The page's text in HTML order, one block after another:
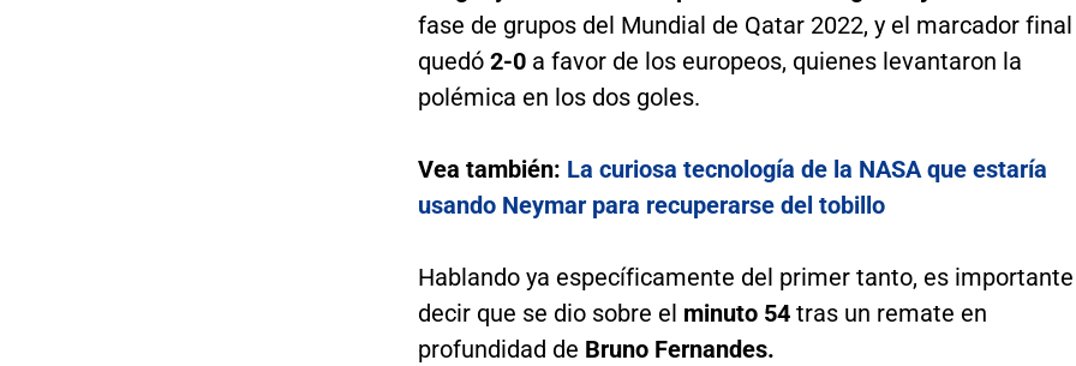
fase de grupos del Mundial de Qatar 2022, y el marcador final
quedó 2-0a favor de los europeos, quienes levantaron la
polémica en los dos goles.
Vea también: La curiosa tecnología de la NASA que estaría
usando Neymar para recuperarse del tobillo
Hablando ya específicamente del primer tanto, es importante
decir que se dio sobre el minuto 54tras un remate en
profundidad de Bruno Fernandes.